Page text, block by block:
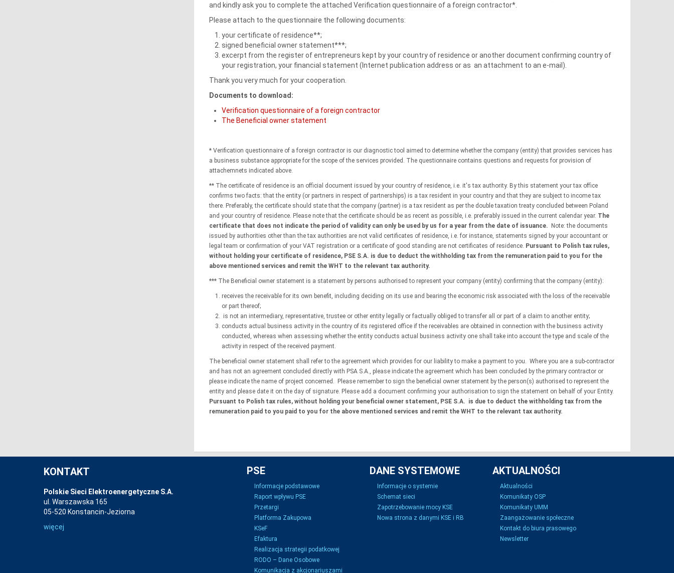
and kindly ask you to complete the attached Verification questionnaire of a foreign contractor*.
Please attach to the questionnaire the following documents:
your certificate of residence**;
signed beneficial owner statement***;
excerpt from the register of entrepreneurs kept by your country of residence or another document confirming country of
your registration, your financial statement (Internet publication address or as an attachment to an e-mail).
Thank you very much for your cooperation.
Documents to download:
Verification questionnaire of a foreign contractor
The Beneficial owner statement
* Verification questionnaire of a foreign contractor is our diagnostic tool aimed to determine whether the company (entity) that provides services has
a business substance appropriate for the scope of the services provided. The questionnaire contains questions and requests for provision of
attachemnets indicated above.
** The certificate of residence is an official document issued by your country of residence, i.e. it's tax authority. By this statement your tax office
confirms two facts: that the entity (or partners in respect of partnerships) is a tax resident in your country and that they are subject to income tax
there. Preferably, the certificate should state that the company (partner) is a tax resident as per the double taxation treaty concluded between Poland
and your country of residence. Please note that the certificate should be as recent as possible, i.e. preferably issued in the current calendar year. The
certificate that does not indicate the period of validity can only be used by us for a year from the date of issuance. Note: the documents
issued by authorities other than the tax authorities are not valid certificates of residence, i.e. for instance, statements signed by your accountant or
legal team or confirmation of your VAT registration or a certificate of good standing are not certificates of residence. Pursuant to Polish tax rules,
without holding your certificate of residence, PSE S.A. is due to deduct the withholding tax from the remuneration paid to you for the
above mentioned services and remit the WHT to the relevant tax authority.
*** The Beneficial owner statement is a statement by persons authorised to represent your company (entity) confirming that the company (entity):
receives the receivable for its own benefit, including deciding on its use and bearing the economic risk associated with the loss of the receivable
or part thereof;
is not an intermediary, representative, trustee or other entity legally or factually obliged to transfer all or part of a claim to another entity;
conducts actual business activity in the country of its registered office if the receivables are obtained in connection with the business activity
conducted, whereas when assessing whether the entity conducts actual business activity one shall take into account the type and scale of the
activity in respect of the received payment.
The beneficial owner statement shall refer to the agreement which provides for our liability to make a payment to you. Where you are a sub-contractor
and has not an agreement concluded directly with PSA S.A., please indicate the agreement which has been concluded by the primary contractor or
please indicate the name of project concerned. Please remember to sign the beneficial owner statement by the person(s) authorised to represent the
entity and please date it on the day of signature. Please add a document confirming your authorisation to sign the statement on behalf of your Entity.
Pursuant to Polish tax rules, without holding your beneficial owner statement, PSE S.A. is due to deduct the withholding tax from the
remuneration paid to you paid to you for the above mentioned services and remit the WHT to the relevant tax authority.
KONTAKT
Polskie Sieci Elektroenergetyczne S.A.
ul. Warszawska 165
05-520 Konstancin-Jeziorna
więcej
PSE
Informacje podstawowe
Raport wpływu PSE
Przetargi
Platforma Zakupowa
KSeF
Efaktura
Realizacja strategii podatkowej
RODO – Dane Osobowe
Komunikacja z akcjonariuszami
DANE SYSTEMOWE
Informacje o systemie
Schemat sieci
Zapotrzebowanie mocy KSE
Nowa strona z danymi KSE i RB
AKTUALNOŚCI
Aktualności
Komunikaty OSP
Komunikaty UMM
Zaangażowanie społeczne
Kontakt do biura prasowego
Newsletter